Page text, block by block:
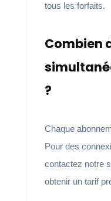
tous les forfaits.
Combien
?
Chaque
Pour des
contactez notre
obtenir un tarif